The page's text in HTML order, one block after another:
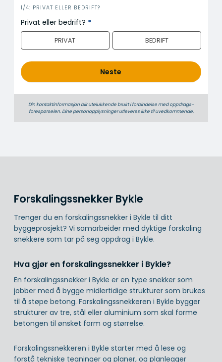
i
n
n
o
d
1/4: PRIVAT ELLER BEDRIFT?
Privat eller bedrift? *
PRIVAT BEDRIFT
Neste
Din kontaktinformasjon blir utelukkende brukt i forbindelse med oppdrags­
forespørselen. Dine person­­opplysninger utleveres ikke til uvedkommende.
Forskalingssnekker Bykle
Trenger du en forskalingssnekker i Bykle til ditt
byggeprosjekt? Vi samarbeider med dyktige forskaling
snekkere som tar på seg oppdrag i Bykle.
Hva gjør en forskalingssnekker i Bykle?
En forskalingssnekker i Bykle er en type snekker som
jobber med å bygge midlertidige strukturer som brukes
til å støpe betong. Forskalingssnekkeren i Bykle bygger
strukturer av tre, stål eller aluminium som skal forme
betongen til ønsket form og størrelse.
Forskalingssnekkeren i Bykle starter med å lese og
forstå tekniske tegninger og planer, og planlegger